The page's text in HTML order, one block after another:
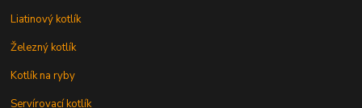
Liatinový kotlík
Železný kotlík
Kotlík na ryby
Servírovací kotlík